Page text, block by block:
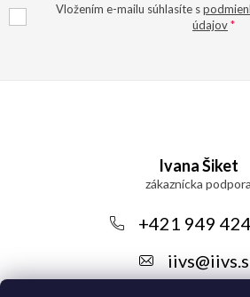
Vložením e-mailu súhlasíte s
údajov
i
Ivana Šiket
+421 949
iivs@